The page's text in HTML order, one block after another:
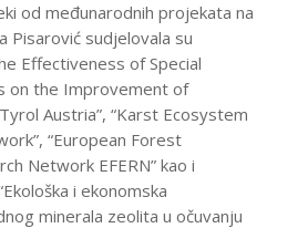
od međunarodnih projekata na
Pisarović sudjelovala su
Effectiveness of Special
on the Improvement of
Austria”, “Karst Ecosystem
“European Forest
Network EFERN” kao i
i ekonomska
minerala zeolita u očuvanju